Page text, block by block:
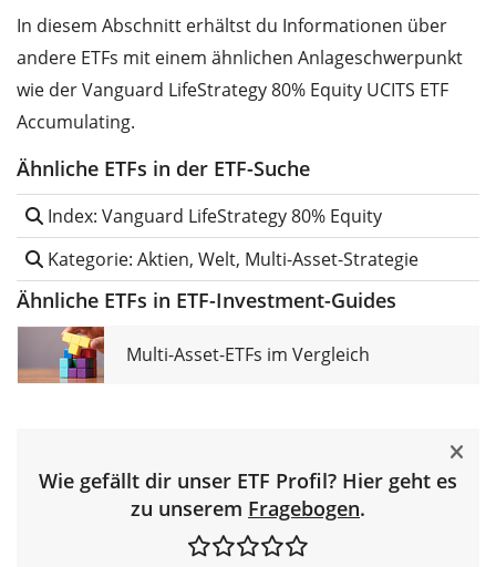
In diesem Abschnitt erhältst du Informationen über
andere ETFs mit einem ähnlichen Anlageschwerpunkt
wie der Vanguard LifeStrategy 80% Equity UCITS ETF
Accumulating.
Ähnliche ETFs in der ETF-Suche
Index: Vanguard LifeStrategy 80% Equity
Kategorie: Aktien, Welt, Multi-Asset-Strategie
Ähnliche ETFs in ETF-Investment-Guides
Multi-Asset-ETFs im Vergleich
Wie gefällt dir unser ETF Profil? Hier geht es
zu unserem Fragebogen.